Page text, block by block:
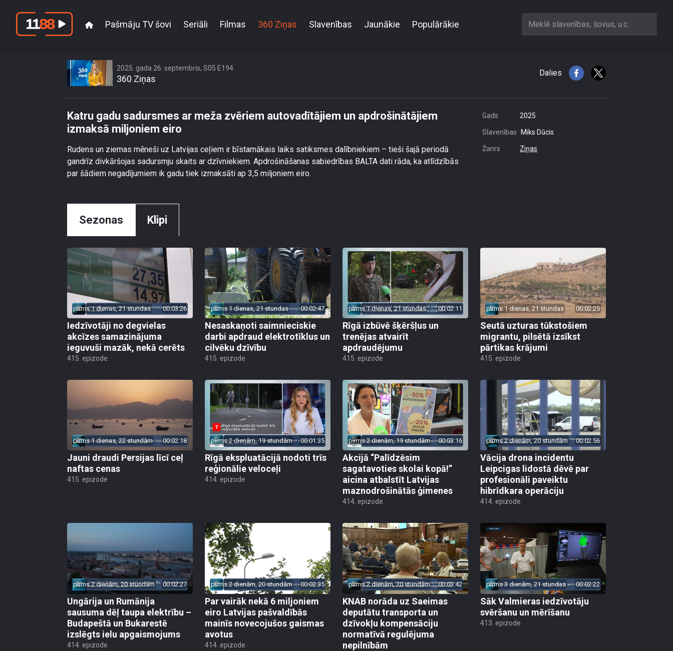
Pašmāju TV šovi Seriāli Filmas 360 Ziņas Slavenības Jaunākie Populārākie Meklē slavenības, šovus, u.c.
2025. gada 26. septembris, S05 E194
360 Ziņas
Dalies
Katru gadu sadursmes ar meža zvēriem autovadītājiem un apdrošinātājiem
izmaksā miljoniem eiro
Rudens un ziemas mēneši uz Latvijas ceļiem ir bīstamākais laiks satiksmes dalībniekiem – tieši šajā periodā
gandrīz divkāršojas sadursmju skaits ar dzīvniekiem. Apdrošināšanas sabiedrības BALTA dati rāda, ka atlīdzībās
par šādiem negadījumiem ik gadu tiek izmaksāti ap 3,5 miljoniem eiro.
Gads 2025
Slavenības Miks Dūcis
Žanrs Ziņas
Sezonas Klipi
pirms 1 dienas, 21 stundas 00:03:26
Iedzīvotāji no degvielas
akcīzes samazinājuma
ieguvuši mazāk, nekā cerēts
415. epizode
pirms 1 dienas, 21 stundas 00:02:47
Nesaskaņoti saimnieciskie
darbi apdraud elektrotīklus un
cilvēku dzīvību
415. epizode
pirms 1 dienas, 21 stundas 00:02:11
Rīgā izbūvē šķēršļus un
trenējas atvairīt
apdraudējumu
415. epizode
pirms 1 dienas, 21 stundas 00:02:25
Seutā uzturas tūkstošiem
migrantu, pilsētā izsīkst
pārtikas krājumi
415. epizode
pirms 1 dienas, 22 stundām 00:02:18
Jauni draudi Persijas līcī ceļ
naftas cenas
415. epizode
pirms 2 dienām, 19 stundām 00:01:35
Rīgā ekspluatācijā nodoti trīs
reģionālie veloceļi
414. epizode
pirms 2 dienām, 19 stundām 00:03:16
Akcijā “Palīdzēsim
sagatavoties skolai kopā!”
aicina atbalstīt Latvijas
maznodrošinātās ģimenes
414. epizode
pirms 2 dienām, 20 stundām 00:02:56
Vācija drona incidentu
Leipcigas lidostā dēvē par
profesionāli paveiktu
hibrīdkara operāciju
414. epizode
pirms 2 dienām, 20 stundām 00:02:27
Ungārija un Rumānija
sausuma dēļ taupa elektrību –
Budapeštā un Bukarestē
izslēgts ielu apgaismojums
414. epizode
pirms 2 dienām, 20 stundām 00:02:35
Par vairāk nekā 6 miljoniem
eiro Latvijas pašvaldībās
mainīs novecojušos gaismas
avotus
414. epizode
pirms 2 dienām, 20 stundām 00:03:42
KNAB norāda uz Saeimas
deputātu transporta un
dzīvokļu kompensāciju
normatīvā regulējuma
nepilnībām
pirms 3 dienām, 21 stundas 00:02:22
Sāk Valmieras iedzīvotāju
svēršanu un mērīšanu
413. epizode